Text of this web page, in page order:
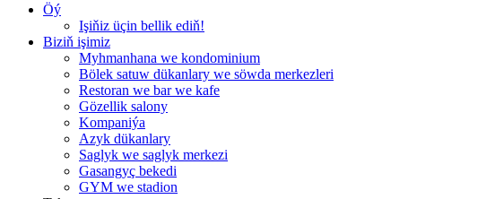
Öý
Işiňiz üçin bellik ediň!
Biziň işimiz
Myhmanhana we kondominium
Bölek satuw dükanlary we söwda merkezleri
Restoran we bar we kafe
Gözellik salony
Kompaniýa
Azyk dükanlary
Saglyk we saglyk merkezi
Gasangyç bekedi
GYM we stadion